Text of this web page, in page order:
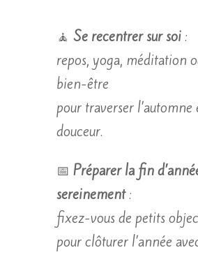
🧘 Se recentrer sur soi:
repos, yoga, méditation
bien-être
pour traverser l’automne
douceur.
📅 Préparer la fin
sereinement:
fixez-vous de petits
pour clôturer l’année